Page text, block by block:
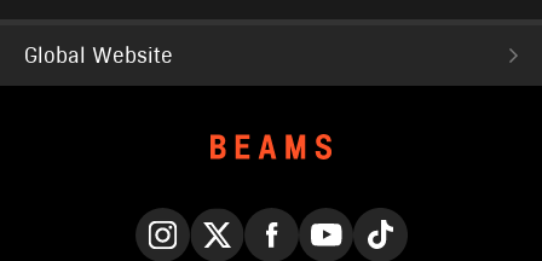
Global Website